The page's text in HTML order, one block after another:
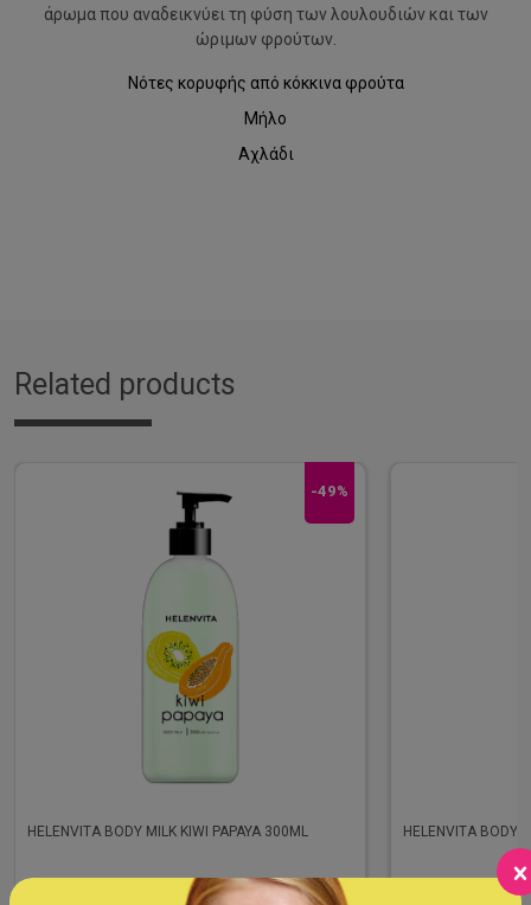
άρωμα που αναδεικνύει τη φύση των λουλουδιών και των
ώριμων φρούτων.
Νότες κορυφής από κόκκινα φρούτα
Μήλο
Αχλάδι
Related products
-49%
HELENVITA BODY MILK KIWI PAPAYA 300ML HELENVITA BODY